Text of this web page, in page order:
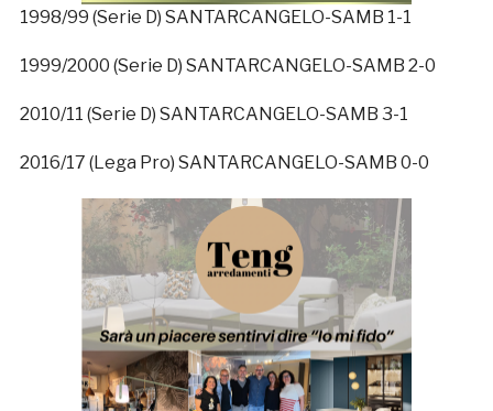
1998/99 (Serie D) SANTARCANGELO-SAMB 1-1
1999/2000 (Serie D) SANTARCANGELO-SAMB 2-0
2010/11 (Serie D) SANTARCANGELO-SAMB 3-1
2016/17 (Lega Pro) SANTARCANGELO-SAMB 0-0